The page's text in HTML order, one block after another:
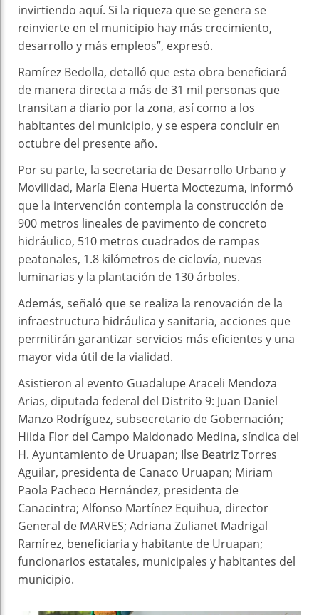
invirtiendo aquí. Si la riqueza que se genera se
reinvierte en el municipio hay más crecimiento,
desarrollo y más empleos”, expresó.
Ramírez Bedolla, detalló que esta obra beneficiará
de manera directa a más de 31 mil personas que
transitan a diario por la zona, así como a los
habitantes del municipio, y se espera concluir en
octubre del presente año.
Por su parte, la secretaria de Desarrollo Urbano y
Movilidad, María Elena Huerta Moctezuma, informó
que la intervención contempla la construcción de
900 metros lineales de pavimento de concreto
hidráulico, 510 metros cuadrados de rampas
peatonales, 1.8 kilómetros de ciclovía, nuevas
luminarias y la plantación de 130 árboles.
Además, señaló que se realiza la renovación de la
infraestructura hidráulica y sanitaria, acciones que
permitirán garantizar servicios más eficientes y una
mayor vida útil de la vialidad.
Asistieron al evento Guadalupe Araceli Mendoza
Arias, diputada federal del Distrito 9: Juan Daniel
Manzo Rodríguez, subsecretario de Gobernación;
Hilda Flor del Campo Maldonado Medina, síndica del
H. Ayuntamiento de Uruapan; Ilse Beatriz Torres
Aguilar, presidenta de Canaco Uruapan; Miriam
Paola Pacheco Hernández, presidenta de
Canacintra; Alfonso Martínez Equihua, director
General de MARVES; Adriana Zulianet Madrigal
Ramírez, beneficiaria y habitante de Uruapan;
funcionarios estatales, municipales y habitantes del
municipio.